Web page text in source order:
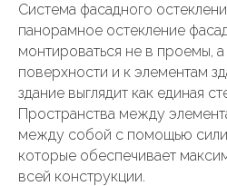
Система фасадного
панорамное остекление
монтироваться не в проемы,
поверхности и к элементам
здание выглядит как единая
Пространства между
между собой с помощью
которые обеспечивает
всей конструкции.